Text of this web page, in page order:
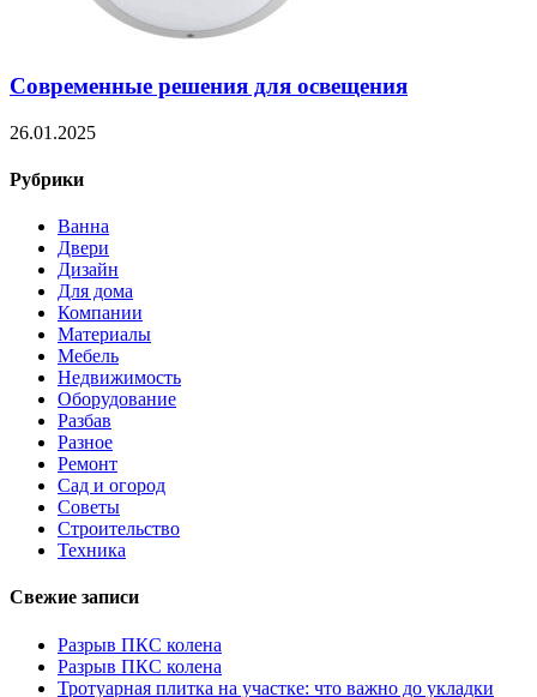
Современные решения для освещения
26.01.2025
Рубрики
Ванна
Двери
Дизайн
Для дома
Компании
Материалы
Мебель
Недвижимость
Оборудование
Разбав
Разное
Ремонт
Сад и огород
Советы
Строительство
Техника
Свежие записи
Разрыв ПКС колена
Разрыв ПКС колена
Тротуарная плитка на участке: что важно до укладки